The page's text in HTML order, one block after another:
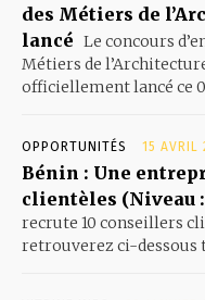
des Métiers de
lancé Le concours
Métiers de
officiellement lancé ce
OPPORTUNITÉS 15 AVRIL
Bénin : Une
clientèles (Niveau :
recrute 10 conseillers
retrouverez ci-dessous